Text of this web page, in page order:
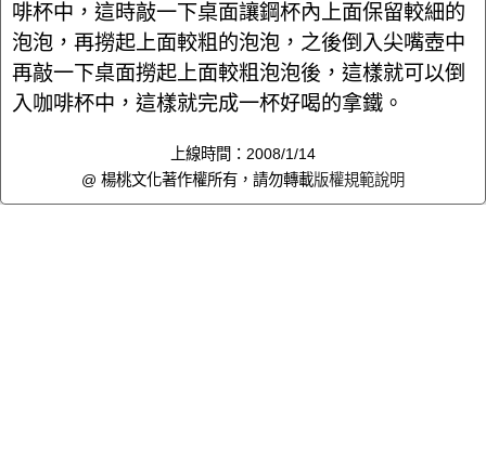
啡杯中，這時敲一下桌面讓鋼杯內上面保留較細的
泡泡，再撈起上面較粗的泡泡，之後倒入尖嘴壺中
再敲一下桌面撈起上面較粗泡泡後，這樣就可以倒
入咖啡杯中，這樣就完成一杯好喝的拿鐵。
上線時間：2008/1/14
@ 楊桃文化著作權所有，請勿轉載版權規範說明